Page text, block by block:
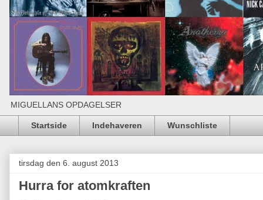
MIGUELLANS OPDAGELSER
Startside Indehaveren Wunschliste
tirsdag den 6. august 2013
Hurra for atomkraften